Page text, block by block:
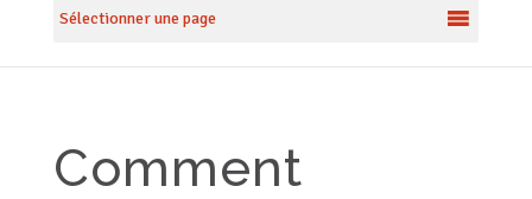
Sélectionner une page
Comment